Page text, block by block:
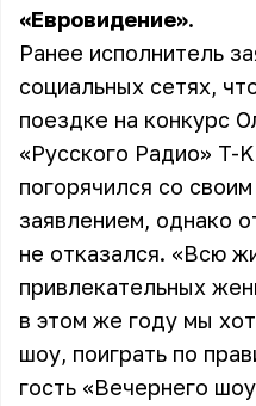
«Евровидение».
Ранее исполнитель
социальных сетях,
поездке на конкурс
«Русского Радио» T-
погорячился со
заявлением, однако
не отказался. «Всю
привлекательных
в этом же году мы
шоу, поиграть по
гость «Вечернего